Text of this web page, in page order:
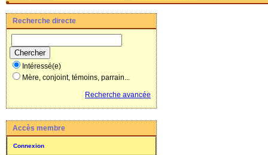
Recherche directe
Intéressé(e)
Mère, conjoint, témoins, parrain...
Recherche avancée
Accès membre
Connexion